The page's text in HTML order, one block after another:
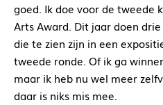
goed. Ik doe voor de tweede
Arts Award. Dit jaar doen
die te zien zijn in een
tweede ronde. Of ik ga
maar ik heb nu wel meer
daar is niks mis mee.